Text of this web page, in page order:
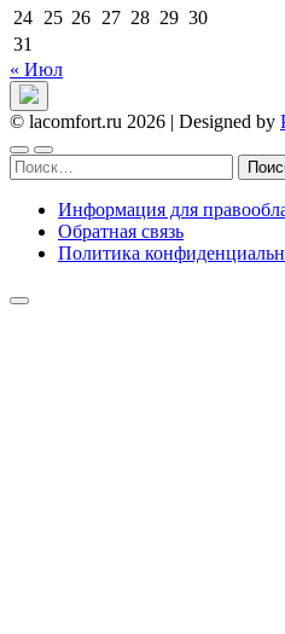
24 25 26 27 28 29 30
31
« Июл
© lacomfort.ru 2026 | Designed by
Найти:
Информация для
Обратная связь
Политика